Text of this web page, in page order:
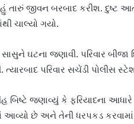
તારું જીવન બરબાદ કરીશ. દુષ્ટ
ચાલ્યો ગયો.
ઘટના જણાવી. પરિવાર
પરિવાર સચેંડી પોલીસ
બિષ્ટે જણાવ્યું કે ફરિયાદના આધારે
છે અને તેની ધરપકડ કરવામાં